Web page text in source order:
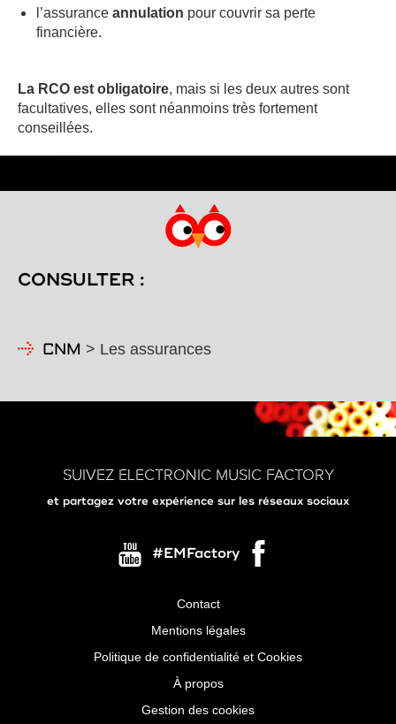
l’assurance annulation pour couvrir sa perte
financière.
La RCO est obligatoire, mais si les deux autres sont
facultatives, elles sont néanmoins très fortement
conseillées.
CONSULTER :
CNM > Les assurances
SUIVEZ ELECTRONIC MUSIC FACTORY
et partagez votre expérience sur les réseaux sociaux
#EMFactory
Contact
Mentions légales
Politique de confidentialité et Cookies
À propos
Gestion des cookies